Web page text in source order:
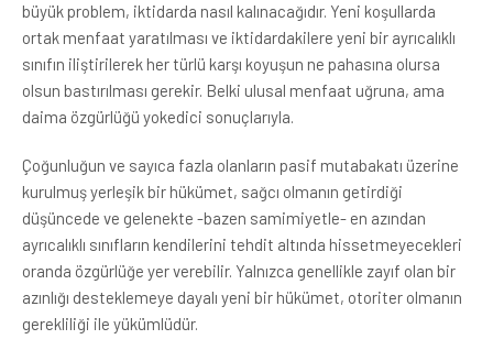
büyük problem, iktidarda nasıl kalınacağıdır. Yeni koşullarda
ortak menfaat yaratılması ve iktidardakilere yeni bir ayrıcalıklı
sınıfın iliştirilerek her türlü karşı koyuşun ne pahasına olursa
olsun bastırılması gerekir. Belki ulusal menfaat uğruna, ama
daima özgürlüğü yokedici sonuçlarıyla.
Çoğunluğun ve sayıca fazla olanların pasif mutabakatı üzerine
kurulmuş yerleşik bir hükümet, sağcı olmanın getirdiği
düşüncede ve gelenekte -bazen samimiyetle- en azından
ayrıcalıklı sınıfların kendilerini tehdit altında hissetmeyecekleri
oranda özgürlüğe yer verebilir. Yalnızca genellikle zayıf olan bir
azınlığı desteklemeye dayalı yeni bir hükümet, otoriter olmanın
gerekliliği ile yükümlüdür.